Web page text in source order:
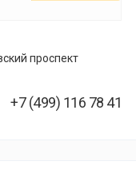
проспект
+7 (499) 116 78 41